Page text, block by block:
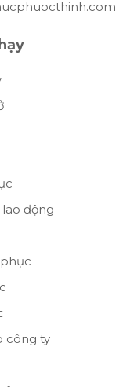
động
công ty